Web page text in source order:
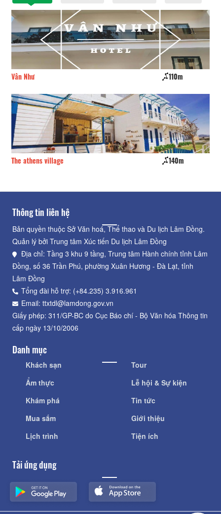
Vân Như 110m
The athens village 140m
Thông tin liên hệ
Bản quyền thuộc Sở Văn hoá, Thể thao và Du lịch Lâm Đồng.
Quản lý bởi Trung tâm Xúc tiến Du lịch Lâm Đồng
Địa chỉ: Tầng 3 khu 9 tầng, Trung tâm Hành chính tỉnh Lâm
Đồng, số 36 Trần Phú, phường Xuân Hương - Đà Lạt, tỉnh
Lâm Đồng
Tổng đài hỗ trợ: (+84.235) 3.916.961
Email: ttxtdl@lamdong.gov.vn
Giấy phép: 311/GP-BC do Cục Báo chí - Bộ Văn hóa Thông tin
cấp ngày 13/10/2006
Danh mục
Khách sạn
Ẩm thực
Khám phá
Mua sắm
Lịch trình
Tour
Lễ hội & Sự kiện
Tin tức
Giới thiệu
Tiện ích
Tải ứng dụng